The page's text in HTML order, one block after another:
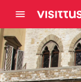
menu